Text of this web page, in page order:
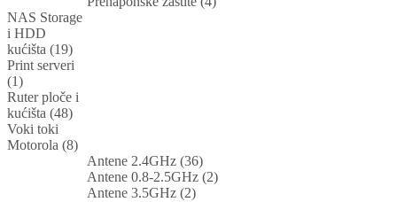
NAS Storage
i HDD
kućišta (19)
Print serveri
(1)
Ruter ploče i
kućišta (48)
Voki toki
Motorola (8)
Antene 2.4GHz (36)
Antene 0.8-2.5GHz (2)
Antene 3.5GHz (2)